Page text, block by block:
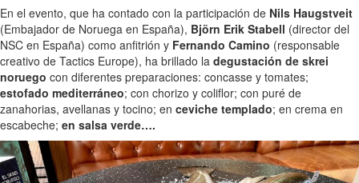
En el evento, que ha contado con la participación de Nils Haugstveit
(Embajador de Noruega en España), Björn Erik Stabell (director del
NSC en España) como anfitrión y Fernando Camino (responsable
creativo de Tactics Europe), ha brillado la degustación de skrei
noruego con diferentes preparaciones: concasse y tomates;
estofado mediterráneo; con chorizo y coliflor; con puré de
zanahorias, avellanas y tocino; en ceviche templado; en crema en
escabeche; en salsa verde….